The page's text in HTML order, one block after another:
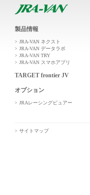
製品情報
JRA-VAN ネクスト
JRA-VAN データラボ
JRA-VAN TRY
JRA-VAN スマホアプリ
TARGET frontier JV
オプション
JRAレーシングビュアー
サイトマップ